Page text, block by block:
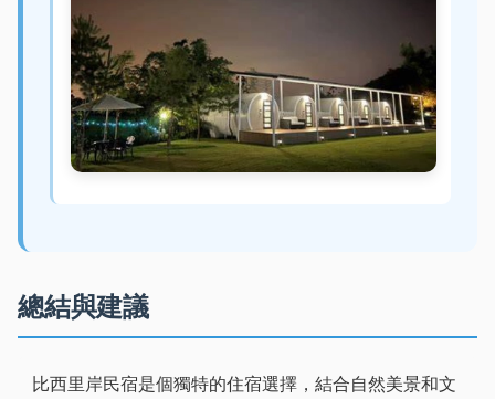
總結與建議
比西里岸民宿是個獨特的住宿選擇，結合自然美景和文